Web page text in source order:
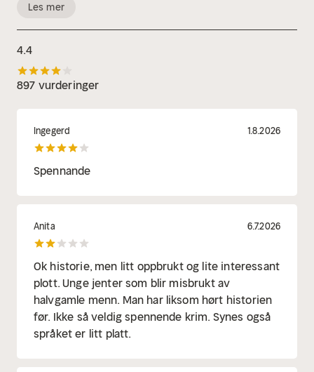
Jørgen Sandnes.
Les mer
4.4
897 vurderinger
Ingegerd 1.8.2026
Spennande
Anita 6.7.2026
Ok historie, men litt oppbrukt og lite interessant
plott. Unge jenter som blir misbrukt av
halvgamle menn. Man har liksom hørt historien
før. Ikke så veldig spennende krim. Synes også
språket er litt platt.